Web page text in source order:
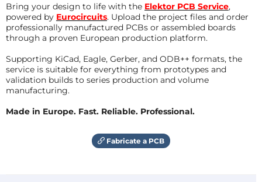
Bring your design to life with the Elektor PCB Service,
powered by Eurocircuits. Upload the project files and order
professionally manufactured PCBs or assembled boards
through a proven European production platform.
Supporting KiCad, Eagle, Gerber, and ODB++ formats, the
service is suitable for everything from prototypes and
validation builds to series production and volume
manufacturing.
Made in Europe. Fast. Reliable. Professional.
Fabricate a PCB